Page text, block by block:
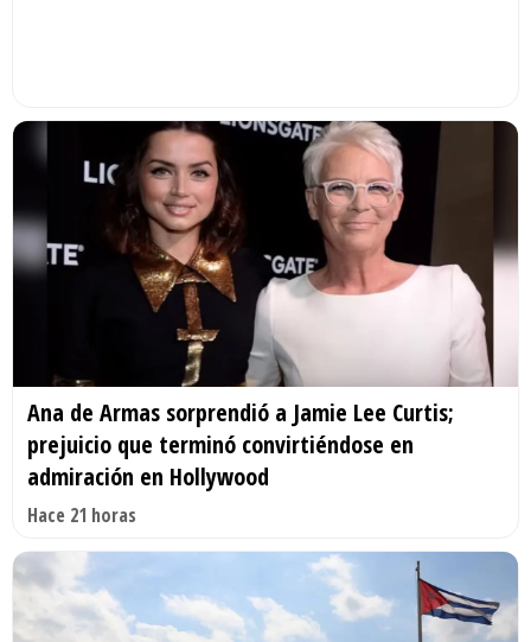
Ana de Armas sorprendió a Jamie Lee Curtis;
prejuicio que terminó convirtiéndose en
admiración en Hollywood
Hace 21 horas